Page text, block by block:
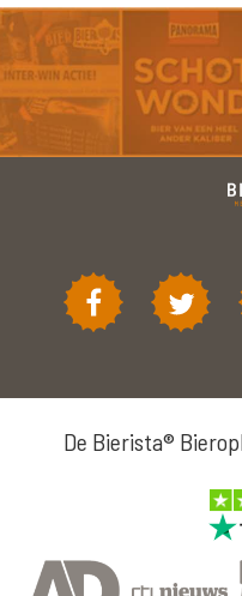
De Bierista®